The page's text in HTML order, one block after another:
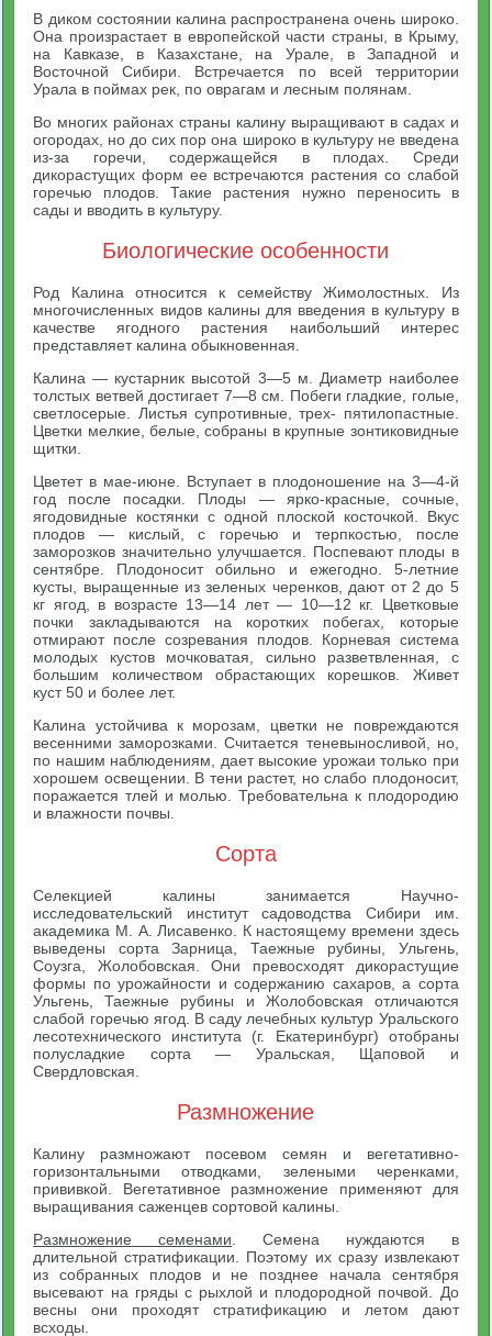
В диком состоянии калина распространена очень широко.
Она произрастает в европейской части страны, в Крыму,
на Кавказе, в Казахстане, на Урале, в Западной и
Восточной Сибири. Встречается по всей территории
Урала в поймах рек, по оврагам и лесным полянам.
Во многих районах страны калину выращивают в садах и
огородах, но до сих пор она широко в культуру не введена
из-за горечи, содержащейся в плодах. Среди
дикорастущих форм ее встречаются растения со слабой
горечью плодов. Такие растения нужно переносить в
сады и вводить в культуру.
Биологические особенности
Род Калина относится к семейству Жимолостных. Из
многочисленных видов калины для введения в культуру в
качестве ягодного растения наибольший интерес
представляет калина обыкновенная.
Калина — кустарник высотой 3—5 м. Диаметр наиболее
толстых ветвей достигает 7—8 см. Побеги гладкие, голые,
светлосерые. Листья супротивные, трех- пятилопастные.
Цветки мелкие, белые, собраны в крупные зонтиковидные
щитки.
Цветет в мае-июне. Вступает в плодоношение на 3—4-й
год после посадки. Плоды — ярко-красные, сочные,
ягодовидные костянки с одной плоской косточкой. Вкус
плодов — кислый, с горечью и терпкостью, после
заморозков значительно улучшается. Поспевают плоды в
сентябре. Плодоносит обильно и ежегодно. 5-летние
кусты, выращенные из зеленых черенков, дают от 2 до 5
кг ягод, в возрасте 13—14 лет — 10—12 кг. Цветковые
почки закладываются на коротких побегах, которые
отмирают после созревания плодов. Корневая система
молодых кустов мочковатая, сильно разветвленная, с
большим количеством обрастающих корешков. Живет
куст 50 и более лет.
Калина устойчива к морозам, цветки не повреждаются
весенними заморозками. Считается теневыносливой, но,
по нашим наблюдениям, дает высокие урожаи только при
хорошем освещении. В тени растет, но слабо плодоносит,
поражается тлей и молью. Требовательна к плодородию
и влажности почвы.
Сорта
Селекцией калины занимается Научно-
исследовательский институт садоводства Сибири им.
академика М. А. Лисавенко. К настоящему времени здесь
выведены сорта Зарница, Таежные рубины, Ульгень,
Соузга, Жолобовская. Они превосходят дикорастущие
формы по урожайности и содержанию сахаров, а сорта
Ульгень, Таежные рубины и Жолобовская отличаются
слабой горечью ягод. В саду лечебных культур Уральского
лесотехнического института (г. Екатеринбург) отобраны
полусладкие сорта — Уральская, Щаповой и
Свердловская.
Размножение
Калину размножают посевом семян и вегетативно-
горизонтальными отводками, зелеными черенками,
прививкой. Вегетативное размножение применяют для
выращивания саженцев сортовой калины.
Размножение семенами . Семена нуждаются в
длительной стратификации. Поэтому их сразу извлекают
из собранных плодов и не позднее начала сентября
высевают на гряды с рыхлой и плодородной почвой. До
весны они проходят стратификацию и летом дают
всходы.